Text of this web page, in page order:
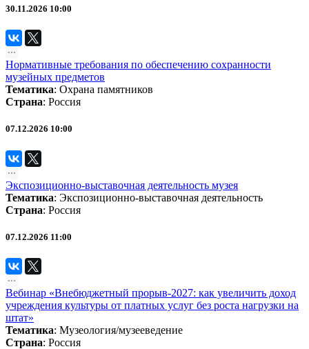
30.11.2026 10:00
Нормативные требования по обеспечению сохранности
музейных предметов
Тематика: Охрана памятников
Страна: Россия
07.12.2026 10:00
Экспозиционно-выставочная деятельность музея
Тематика: Экспозиционно-выставочная деятельность
Страна: Россия
07.12.2026 11:00
Вебинар «Внебюджетный прорыв‑2027: как увеличить доход
учреждения культуры от платных услуг без роста нагрузки на
штат»
Тематика: Музеология/музееведение
Страна: Россия